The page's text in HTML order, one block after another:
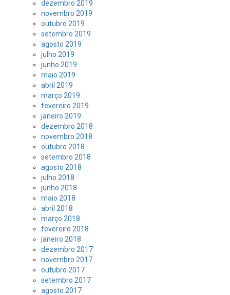
dezembro 2019
novembro 2019
outubro 2019
setembro 2019
agosto 2019
julho 2019
junho 2019
maio 2019
abril 2019
março 2019
fevereiro 2019
janeiro 2019
dezembro 2018
novembro 2018
outubro 2018
setembro 2018
agosto 2018
julho 2018
junho 2018
maio 2018
abril 2018
março 2018
fevereiro 2018
janeiro 2018
dezembro 2017
novembro 2017
outubro 2017
setembro 2017
agosto 2017